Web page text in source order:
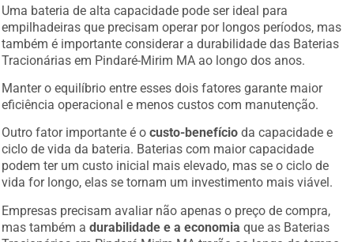
Uma bateria de alta capacidade pode ser ideal para
empilhadeiras que precisam operar por longos períodos, mas
também é importante considerar a durabilidade das Baterias
Tracionárias em Pindaré-Mirim MA ao longo dos anos.
Manter o equilíbrio entre esses dois fatores garante maior
eficiência operacional e menos custos com manutenção.
Outro fator importante é ocusto-benefício da capacidade e
ciclo de vida da bateria. Baterias com maior capacidade
podem ter um custo inicial mais elevado, mas se o ciclo de
vida for longo, elas se tornam um investimento mais viável.
Empresas precisam avaliar não apenas o preço de compra,
mas também adurabilidade e a economia que as Baterias